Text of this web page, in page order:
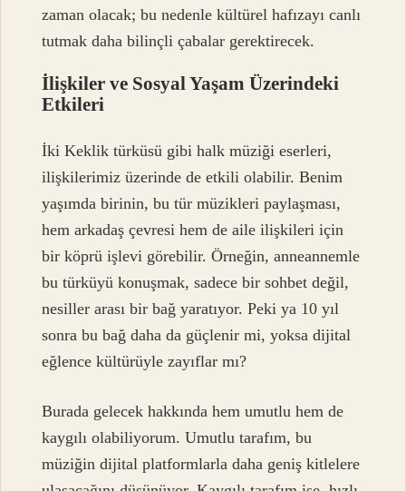
zaman olacak; bu nedenle kültürel hafızayı canlı
tutmak daha bilinçli çabalar gerektirecek.
İlişkiler ve Sosyal Yaşam Üzerindeki
Etkileri
İki Keklik türküsü gibi halk müziği eserleri,
ilişkilerimiz üzerinde de etkili olabilir. Benim
yaşımda birinin, bu tür müzikleri paylaşması,
hem arkadaş çevresi hem de aile ilişkileri için
bir köprü işlevi görebilir. Örneğin, anneannemle
bu türküyü konuşmak, sadece bir sohbet değil,
nesiller arası bir bağ yaratıyor. Peki ya 10 yıl
sonra bu bağ daha da güçlenir mi, yoksa dijital
eğlence kültürüyle zayıflar mı?
Burada gelecek hakkında hem umutlu hem de
kaygılı olabiliyorum. Umutlu tarafım, bu
müziğin dijital platformlarla daha geniş kitlelere